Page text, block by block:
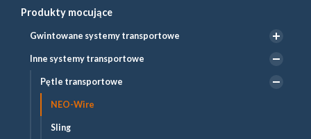
Produkty mocujące
Gwintowane systemy transportowe
Inne systemy transportowe
Pętle transportowe
NEO-Wire
Sling